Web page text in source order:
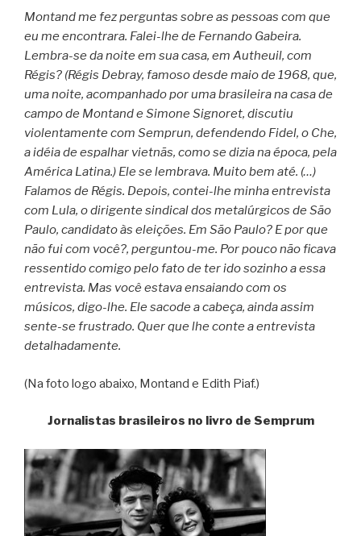
Montand me fez perguntas sobre as pessoas com que
eu me encontrara. Falei-lhe de Fernando Gabeira.
Lembra-se da noite em sua casa, em Autheuil, com
Régis? (Régis Debray, famoso desde maio de 1968, que,
uma noite, acompanhado por uma brasileira na casa de
campo de Montand e Simone Signoret, discutiu
violentamente com Semprun, defendendo Fidel, o Che,
a idéia de espalhar vietnãs, como se dizia na época, pela
América Latina.) Ele se lembrava. Muito bem até. (…)
Falamos de Régis. Depois, contei-lhe minha entrevista
com Lula, o dirigente sindical dos metalúrgicos de São
Paulo, candidato às eleições. Em São Paulo? E por que
não fui com você?, perguntou-me. Por pouco não ficava
ressentido comigo pelo fato de ter ido sozinho a essa
entrevista. Mas você estava ensaiando com os
músicos, digo-lhe. Ele sacode a cabeça, ainda assim
sente-se frustrado. Quer que lhe conte a entrevista
detalhadamente.
(Na foto logo abaixo, Montand e Edith Piaf.)
Jornalistas brasileiros no livro de Semprum